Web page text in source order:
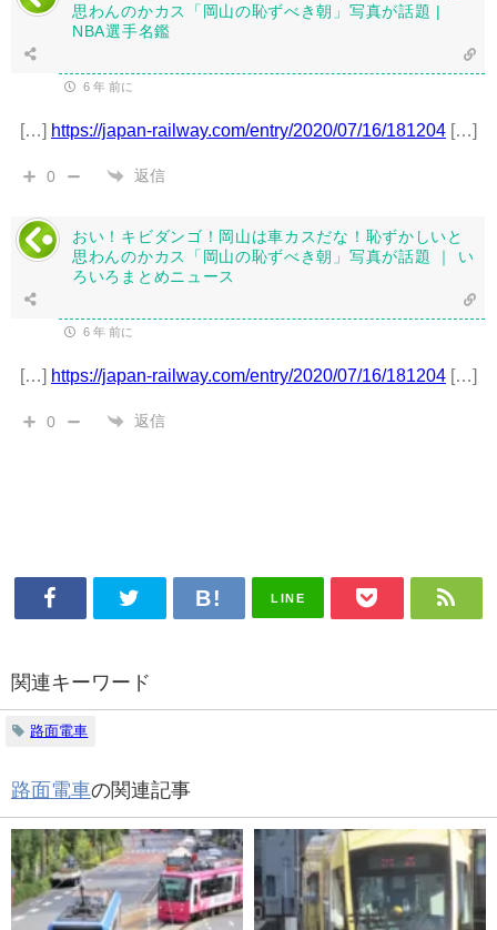
思わんのかカス「岡山の恥ずべき朝」写真が話題 |
NBA選手名鑑
6 年 前に
[…] https://japan-railway.com/entry/2020/07/16/181204 […]
0 返信
おい！キビダンゴ！岡山は車カスだな！恥ずかしいと
思わんのかカス「岡山の恥ずべき朝」写真が話題 ｜ い
ろいろまとめニュース
6 年 前に
[…] https://japan-railway.com/entry/2020/07/16/181204 […]
0 返信
LINE
関連キーワード
路面電車
路面電車の関連記事